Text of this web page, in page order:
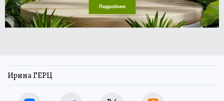
Ирина ГЕРЦ